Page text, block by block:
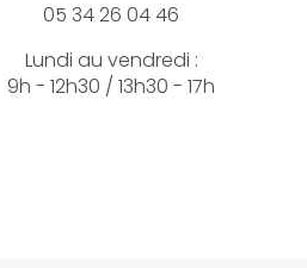
05 34 26 04 46
Lundi au vendredi :
9h - 12h30 / 13h30 - 17h